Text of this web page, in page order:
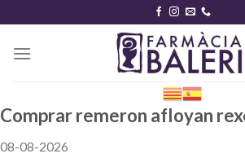
content
Comprar remeron afloyan
08-08-2026